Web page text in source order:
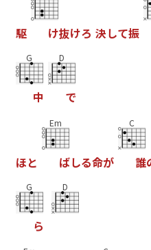
駆 け抜けろ 決して振
G
中
D
で
ほと
Em
ばしる命が
C
誰
G
ら
D